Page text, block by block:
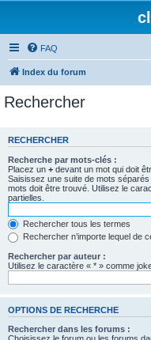
FAQ
Index du forum
Rechercher
RECHERCHER
Recherche par mots-clés :
Placez un + devant un mot qui doit
Saisissez une suite de mots séparés
mots doit être trouvé. Utilisez le
partielles.
Rechercher tous les termes
Rechercher n’importe lequel de
Rechercher par auteur :
Utilisez le caractère « * » comme
OPTIONS DE RECHERCHE
Rechercher dans les forums :